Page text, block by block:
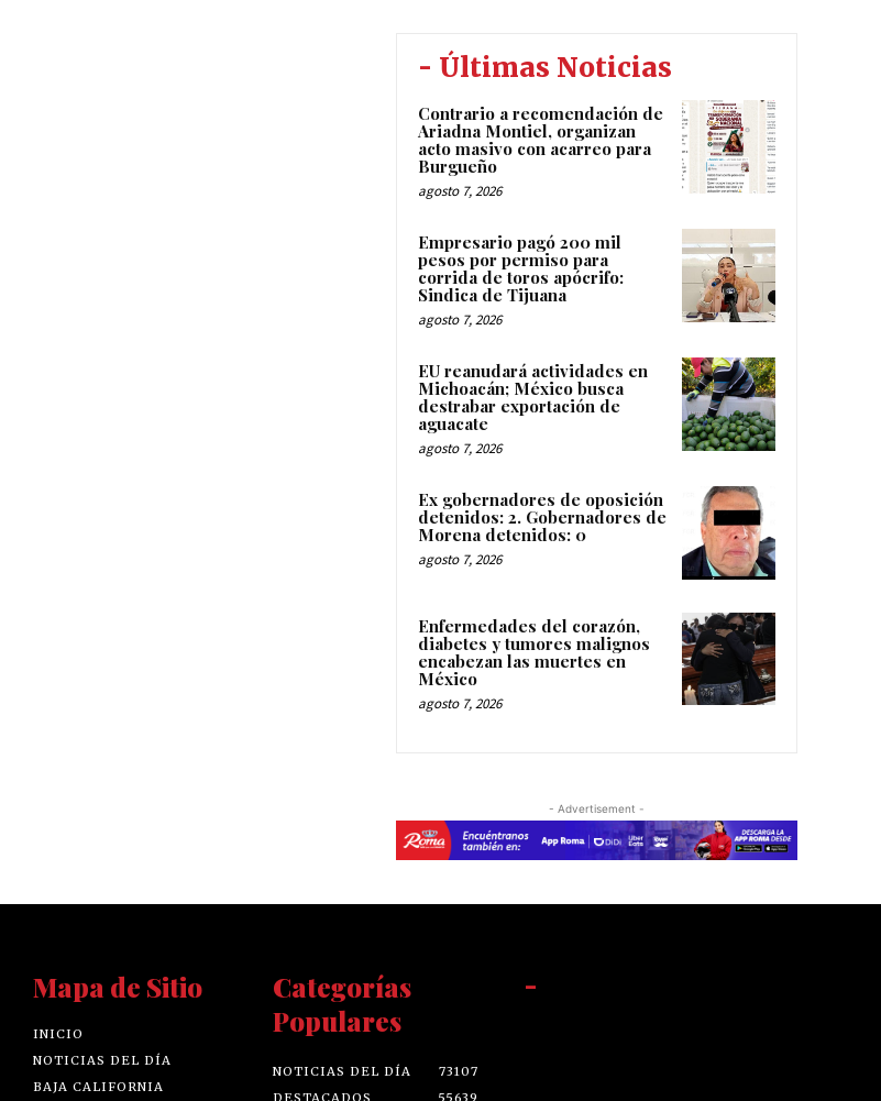
- Últimas Noticias
Contrario a recomendación de
Ariadna Montiel, organizan
acto masivo con acarreo para
Burgueño
agosto 7, 2026
Empresario pagó 200 mil
pesos por permiso para
corrida de toros apócrifo:
Sindica de Tijuana
agosto 7, 2026
EU reanudará actividades en
Michoacán; México busca
destrabar exportación de
aguacate
agosto 7, 2026
Ex gobernadores de oposición
detenidos: 2. Gobernadores de
Morena detenidos: 0
agosto 7, 2026
Enfermedades del corazón,
diabetes y tumores malignos
encabezan las muertes en
México
agosto 7, 2026
- Advertisement -
Mapa de Sitio
INICIO
NOTICIAS DEL DÍA
BAJA CALIFORNIA
Categorías
Populares
NOTICIAS DEL DÍA
73107
-